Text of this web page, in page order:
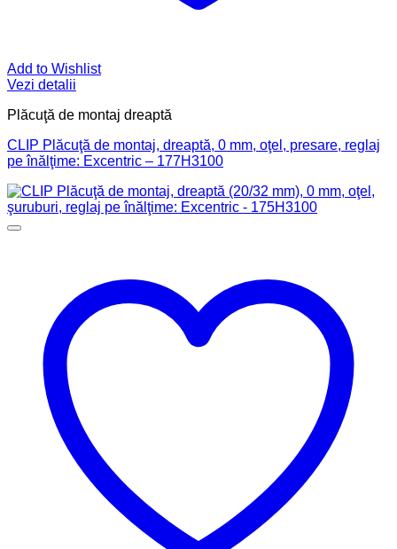
Add to Wishlist
Vezi detalii
Plăcuţă de montaj dreaptă
CLIP Plăcuţă de montaj, dreaptă, 0 mm, oţel, presare, reglaj
pe înălţime: Excentric – 177H3100